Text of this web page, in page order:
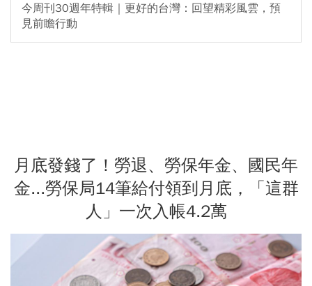
今周刊30週年特輯｜更好的台灣：回望精彩風雲，預
見前瞻行動
月底發錢了！勞退、勞保年金、國民年
金...勞保局14筆給付領到月底，「這群
人」一次入帳4.2萬